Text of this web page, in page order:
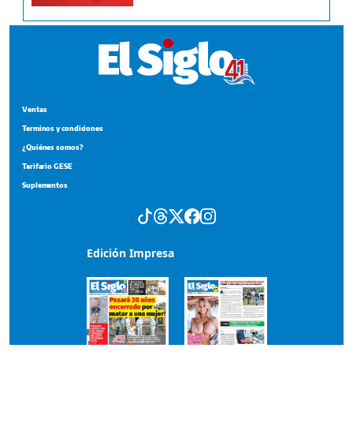
Ventas
Terminos y condiciones
¿Quiénes somos?
Tarifario GESE
Suplementos
Edición Impresa